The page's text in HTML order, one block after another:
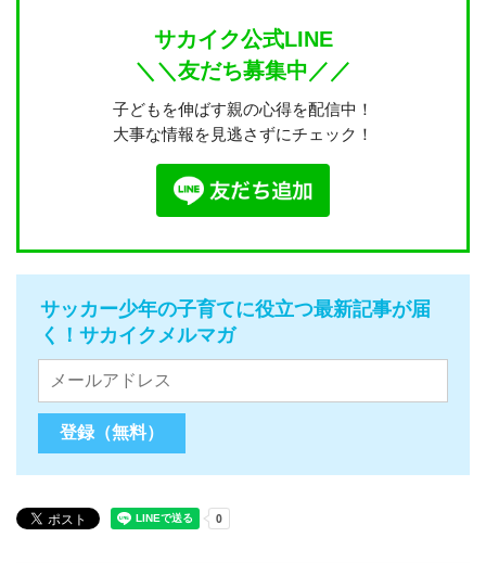
サカイク公式LINE
＼＼友だち募集中／／
子どもを伸ばす親の心得を配信中！
大事な情報を見逃さずにチェック！
サッカー少年の子育てに役立つ最新記事が届
く！サカイクメルマガ